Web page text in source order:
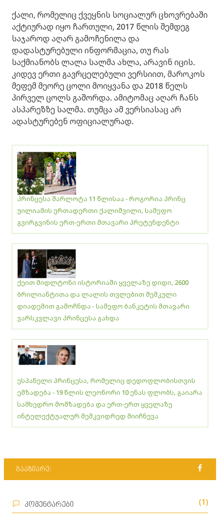
ქალი, რომელიც ქვეყნის სოციალურ ცხოვრებაში
აქტიურად იყო ჩართული, 2017 წლის შემდეგ
საჯაროდ აღარ გამოჩენილა და
დადასტურებული ინფორმაცია, თუ რას
საქმიანობს ლალა სალმა ახლა, არავინ იცის.
კიდევ ერთი გავრცელებული ვერსიით, მაროკოს
მეფემ მეორე ცოლი მოიყვანა და 2018 წელს
პირველ ცოლს გაშორდა. ამიტომაც აღარ ჩანს
ასპარეზზე სალმა. თუმცა ამ ვერსიასაც არ
ადასტურებენ ოფიციალურად.
პრინცესა შარლოტა 11 წლისაა - როგორია პრინც
უილიამის ერთადერთი ქალიშვილი, სამეფო
გვირგვინის ერთ-ერთი მთავარი პრეტენდენტი
ქეით მიდლტონი ისტორიაში ყველაზე დიდი, 2600
ბრილიანტითა და ლალის თვლებით შემკული
დიადემით გამოჩნდა - სამეფო ბანკეტის მთავარი
ვარსკვლავი პრინცესა გახდა
ესპანელი პრინცესა, რომელიც დედოფლობისთვის
ემზადება - 19 წლის ლეონორი 10 ენას ფლობს, გაიარა
სამხედრო მომზადება და ერთ-ერთ ყველაზე
ინტელექტუალურ მემკვიდრედ მიიჩნევა
გააზიარე:
კომენტარები (1)